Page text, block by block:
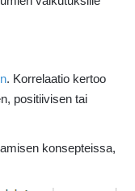
. Korrelaatio kertoo
positiivisen tai
konsepteissa,